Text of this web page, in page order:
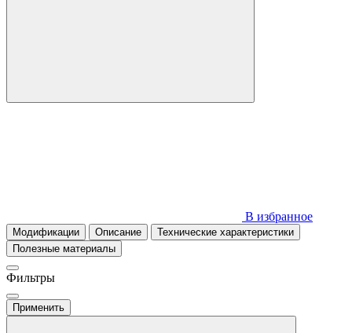
В избранное
Модификации Описание
Технические характеристики
Полезные материалы
Фильтры
Применить